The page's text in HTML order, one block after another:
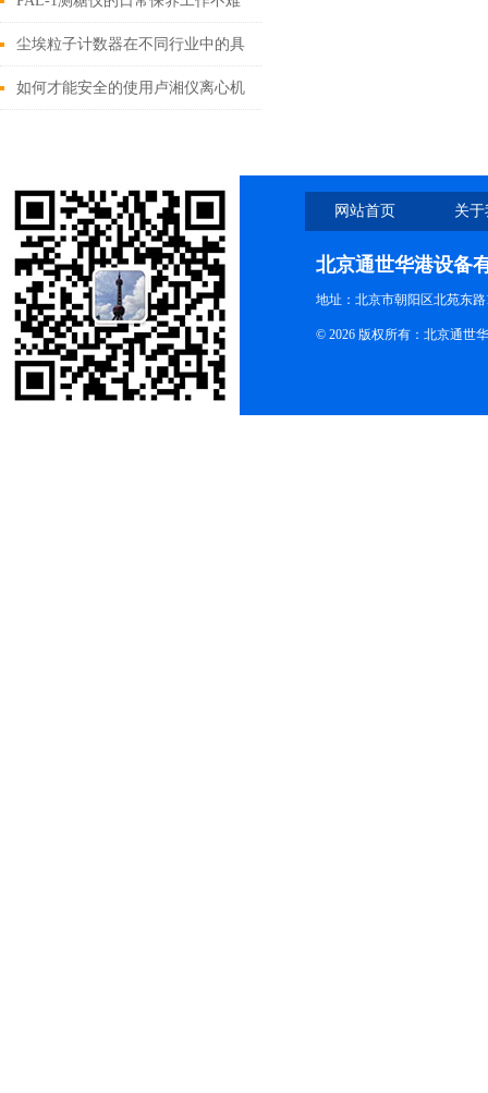
做,只要按照这个操作就行了
尘埃粒子计数器在不同行业中的具
体应用分享
如何才能安全的使用卢湘仪离心机
网站首页 关
北京通世华港设备
地址：北京市朝阳区北苑东路
© 2026 版权所有：北京通世